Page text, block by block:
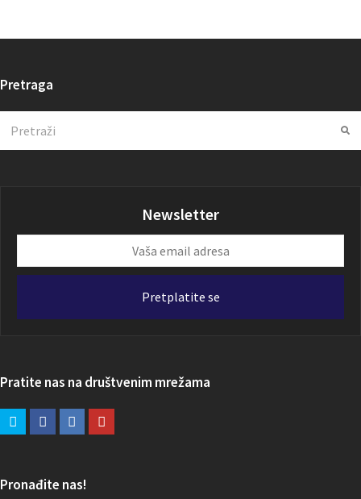
Pretraga
Newsletter
email
Pretplatite se
Pratite nas na društvenim mrežama
Pronađite nas!